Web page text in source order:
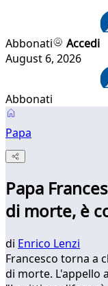
Abbonati
Accedi
August 6, 2026
Abbonati
Papa
Papa
di morte, è
di Enrico Lenzi
Francesco torna a
di morte. L'appello